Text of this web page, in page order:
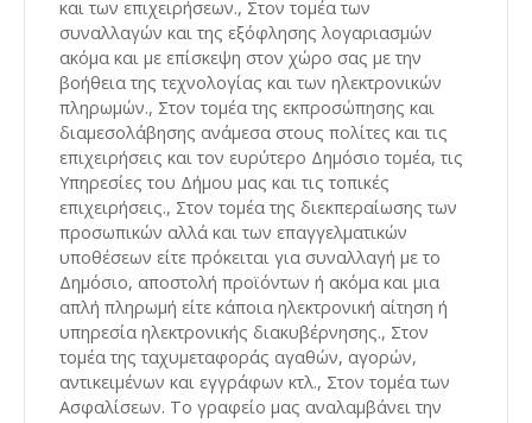
και των επιχειρήσεων., Στον τομέα των
συναλλαγών και της εξόφλησης λογαριασμών
ακόμα και με επίσκεψη στον χώρο σας με την
βοήθεια της τεχνολογίας και των ηλεκτρονικών
πληρωμών., Στον τομέα της εκπροσώπησης και
διαμεσολάβησης ανάμεσα στους πολίτες και τις
επιχειρήσεις και τον ευρύτερο Δημόσιο τομέα, τις
Υπηρεσίες του Δήμου μας και τις τοπικές
επιχειρήσεις., Στον τομέα της διεκπεραίωσης των
προσωπικών αλλά και των επαγγελματικών
υποθέσεων είτε πρόκειται για συναλλαγή με το
Δημόσιο, αποστολή προϊόντων ή ακόμα και μια
απλή πληρωμή είτε κάποια ηλεκτρονική αίτηση ή
υπηρεσία ηλεκτρονικής διακυβέρνησης., Στον
τομέα της ταχυμεταφοράς αγαθών, αγορών,
αντικειμένων και εγγράφων κτλ., Στον τομέα των
Ασφαλίσεων. Το γραφείο μας αναλαμβάνει την